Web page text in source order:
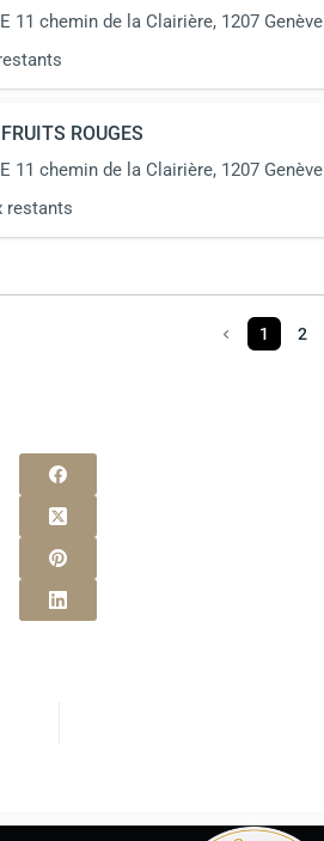
11 chemin de la Clairière, 1207 Genève
ROUGES
11 chemin de la Clairière, 1207 Genève
restants
1 2